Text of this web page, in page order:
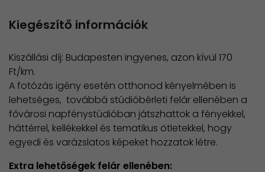
Kiegészítő információk
Kiszállási díj: Budapesten ingyenes, azon kívül 170
Ft/km.
A fotózás igény esetén otthonod kényelmében is
lehetséges, továbbá stúdióbérleti felár ellenében a
fővárosi napfénystúdióban játszhattok a fényekkel,
háttérrel, kellékekkel és tematikus ötletekkel, hogy
egyedi és varázslatos képeket hozzatok létre.
Extra lehetőségek felár ellenében: